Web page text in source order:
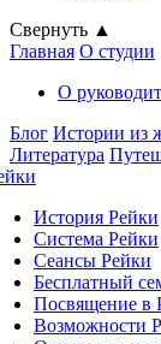
Свернуть ▲
Главная О студии
О
Блог Истории из
Литература
История Рейки
Система Рейки
Сеансы Рейки
Бесплатный
Посвящение в
Возможности